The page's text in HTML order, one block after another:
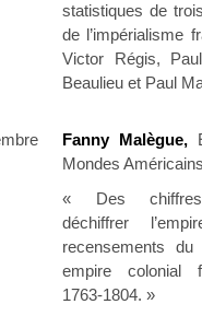
statistiques de
de l’impérialisme
Victor Régis,
Beaulieu et Paul
Fanny Malègue,
Mondes
« Des
déchiffrer
recensements du
empire colonial
1763-1804. »